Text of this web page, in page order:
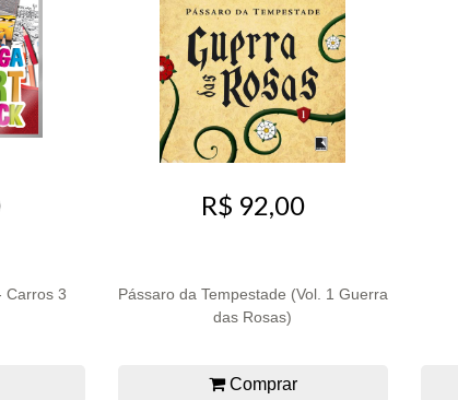
Carros 3
R$ 92,00
Pássaro da Tempestade (Vol. 1 Guerra
das Rosas)
Comprar